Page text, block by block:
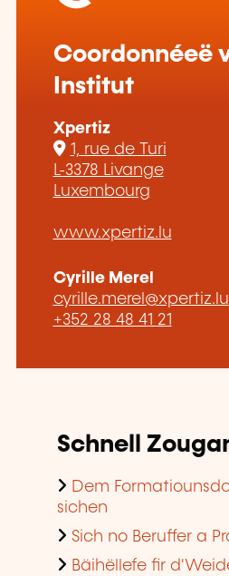
Coordonnéeë
Institut
Xpertiz
1, rue de Turi
L-3378 Livange
Luxembourg
www.xpertiz.lu
Cyrille Merel
cyrille.merel@xpertiz.lu
+352 28 48 41 21
Schnell
Dem
sichen
Sich no Beruffer a
Bäihëllefe fir